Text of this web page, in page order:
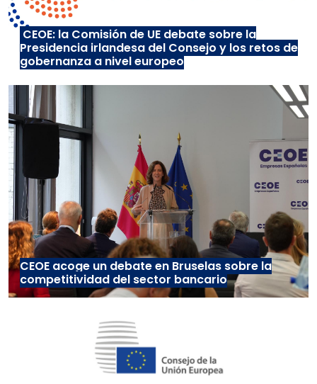
CEOE: la Comisión de UE debate sobre la
Presidencia irlandesa del Consejo y los retos de
gobernanza a nivel europeo
CEOE acoge un debate en Bruselas sobre la
competitividad del sector bancario